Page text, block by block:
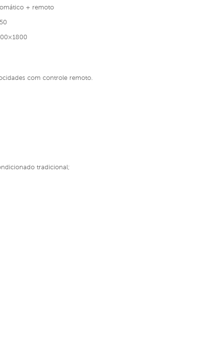
+ remoto
com controle remoto.
tradicional;